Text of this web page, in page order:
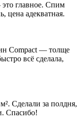
главное. Спим
цена адекватная.
Compact — толще
всё сделала,
Сделали за полдня,
Спасибо!